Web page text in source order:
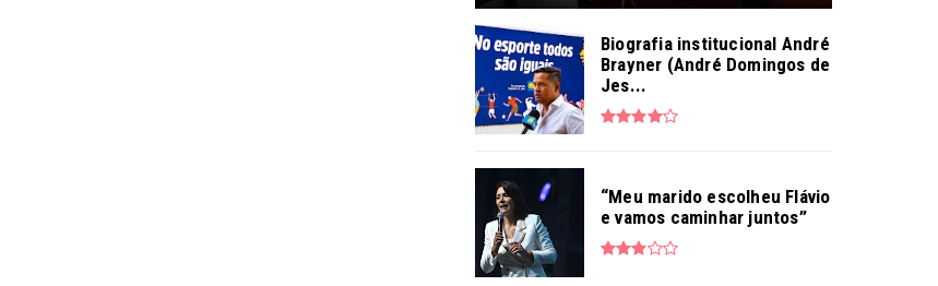
Biografia institucional André
Brayner (André Domingos de
Jes...
“Meu marido escolheu Flávio
e vamos caminhar juntos”